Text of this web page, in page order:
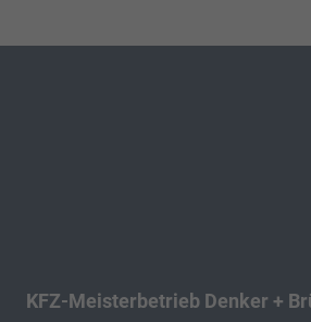
KFZ-Meisterbetrieb Denker +